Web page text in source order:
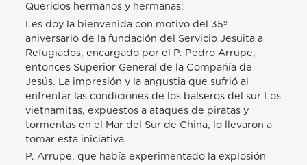
Queridos hermanos y hermanas:
Les doy la bienvenida con motivo del 35º
aniversario de la fundación del Servicio Jesuita a
Refugiados, encargado por el P. Pedro Arrupe,
entonces Superior General de la Compañía de
Jesús. La impresión y la angustia que sufrió al
enfrentar las condiciones de los balseros del sur Los
vietnamitas, expuestos a ataques de piratas y
tormentas en el Mar del Sur de China, lo llevaron a
tomar esta iniciativa.
P. Arrupe, que había experimentado la explosión